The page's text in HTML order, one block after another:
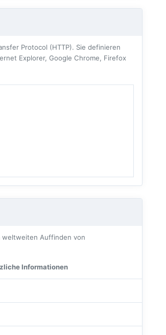
Protocol (HTTP). Sie definieren
Explorer, Google Chrome, Firefox
weltweiten Auffinden von
Informationen